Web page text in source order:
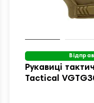
Рукавиці
Tactical